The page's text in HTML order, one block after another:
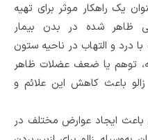
یک راهکار موثر برای تهیه
ظاهر شده در بدن بیمار
درد و التهاب در ناحیه ستون
توهم یا ضعف عضلات ظاهر
باعث کاهش این علائم و
باعث ایجاد عوارض مختلف در